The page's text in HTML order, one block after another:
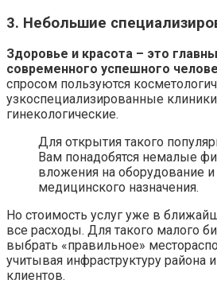
3. Небольшие
Здоровье и красота – это
современного успешного
спросом пользуются
узкоспециализированные
гинекологические.
Для открытия такого
Вам понадобятся немалые
вложения на оборудование и
медицинского назначения.
Но стоимость услуг уже в
все расходы. Для такого малого
выбрать «правильное»
учитывая инфраструктуру района
клиентов.